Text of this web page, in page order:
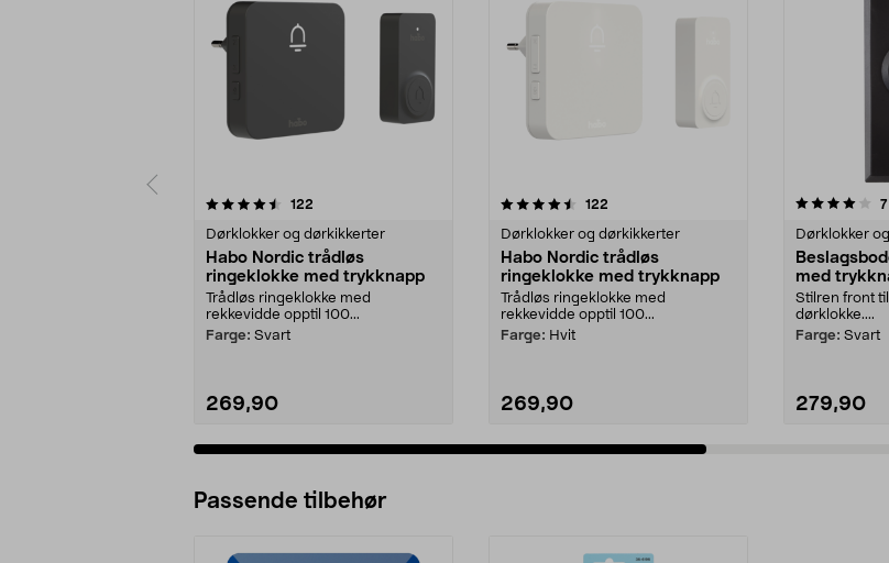
122
Dørklokker og dørkikkerter
Habo Nordic trådløs
ringeklokke med trykknapp
Trådløs ringeklokke med
rekkevidde opptil 100...
Farge: Svart
269,90
4.5 av 5 stjerner 122
Dørklokker og dørkikkerter
Habo Nordic trådløs
ringeklokke med trykknapp
Trådløs ringeklokke med
rekkevidde opptil 100...
Farge: Hvit
269,90
4.0 av 5 stjerner 7
Dørklokker
med
Stilren front
dørklokke....
Farge: Svart
279,90
Passende tilbehør